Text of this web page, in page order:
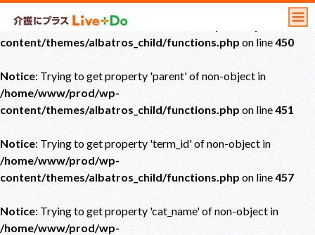
Notice: Undefined offset: 0 in
content/themes/albatros_child/functions.php on line450
Notice: Trying to get property 'parent' of non-object in
/home/www/prod/wp-
content/themes/albatros_child/functions.php on line451
Notice: Trying to get property 'term_id' of non-object in
/home/www/prod/wp-
content/themes/albatros_child/functions.php on line457
Notice: Trying to get property 'cat_name' of non-object in
/home/www/prod/wp-